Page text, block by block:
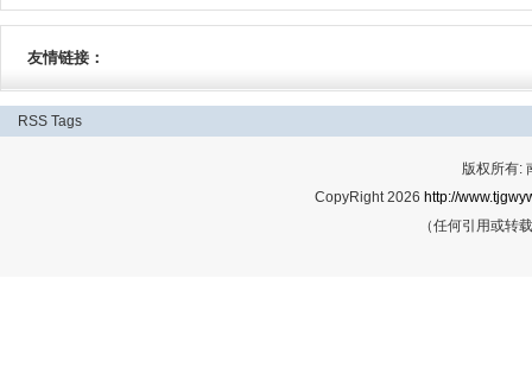
友情链接：
RSS Tags
版权所有:
CopyRight 2026 http://
（任何引用或转